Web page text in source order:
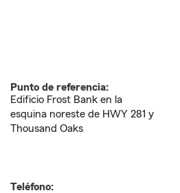
Punto de referencia:
Edificio Frost Bank en la
esquina noreste de HWY 281 y
Thousand Oaks
Teléfono: